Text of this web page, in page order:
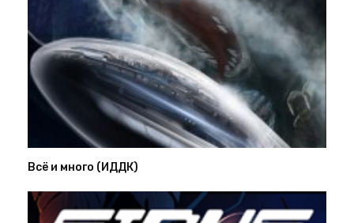
Всё и много (ИДДК)